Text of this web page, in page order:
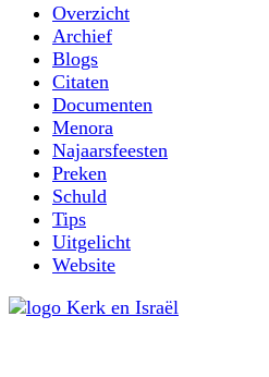
Overzicht
Archief
Blogs
Citaten
Documenten
Menora
Najaarsfeesten
Preken
Schuld
Tips
Uitgelicht
Website